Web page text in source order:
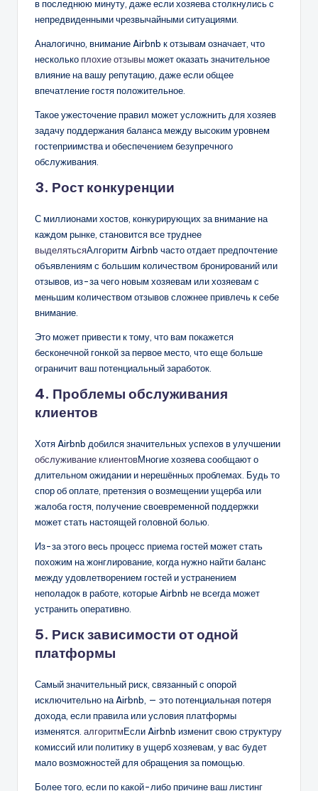
в последнюю минуту, даже если хозяева столкнулись с
непредвиденными чрезвычайными ситуациями.
Аналогично, внимание Airbnb к отзывам означает, что
несколько плохие отзывыможет оказать значительное
влияние на вашу репутацию, даже если общее
впечатление гостя положительное.
Такое ужесточение правил может усложнить для хозяев
задачу поддержания баланса между высоким уровнем
гостеприимства и обеспечением безупречного
обслуживания.
3. Рост конкуренции
С миллионами хостов, конкурирующих за внимание на
каждом рынке, становится все труднее
выделятьсяАлгоритм Airbnb часто отдает предпочтение
объявлениям с большим количеством бронирований или
отзывов, из-за чего новым хозяевам или хозяевам с
меньшим количеством отзывов сложнее привлечь к себе
внимание.
Это может привести к тому, что вам покажется
бесконечной гонкой за первое место, что еще больше
ограничит ваш потенциальный заработок.
4. Проблемы обслуживания
клиентов
Хотя Airbnb добился значительных успехов в улучшении
обслуживание клиентовМногие хозяева сообщают о
длительном ожидании и нерешённых проблемах. Будь то
спор об оплате, претензия о возмещении ущерба или
жалоба гостя, получение своевременной поддержки
может стать настоящей головной болью.
Из-за этого весь процесс приема гостей может стать
похожим на жонглирование, когда нужно найти баланс
между удовлетворением гостей и устранением
неполадок в работе, которые Airbnb не всегда может
устранить оперативно.
5. Риск зависимости от одной
платформы
Самый значительный риск, связанный с опорой
исключительно на Airbnb, — это потенциальная потеря
дохода, если правила или условия платформы
изменятся. алгоритмЕсли Airbnb изменит свою структуру
комиссий или политику в ущерб хозяевам, у вас будет
мало возможностей для обращения за помощью.
Более того, если по какой-либо причине ваш листинг